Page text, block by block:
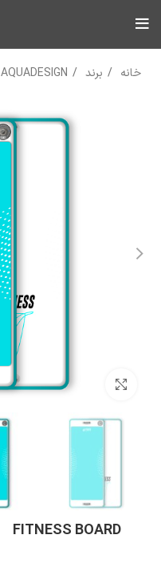
خانه برند AQUADESIGN
بزرگنمایی تصویر
FITNESS BOARD